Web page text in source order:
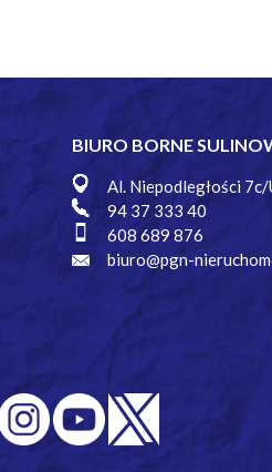
BIURO BORNE
Al. Niepodległości 7c/
94 37 333 40
608 689 876
biuro@pgn-